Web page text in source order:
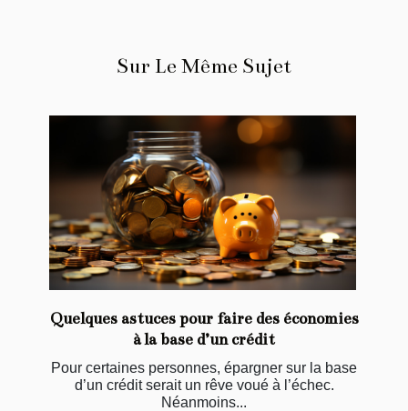
Sur Le Même Sujet
Quelques astuces pour faire des économies
à la base d’un crédit
Pour certaines personnes, épargner sur la base
d’un crédit serait un rêve voué à l’échec.
Néanmoins...